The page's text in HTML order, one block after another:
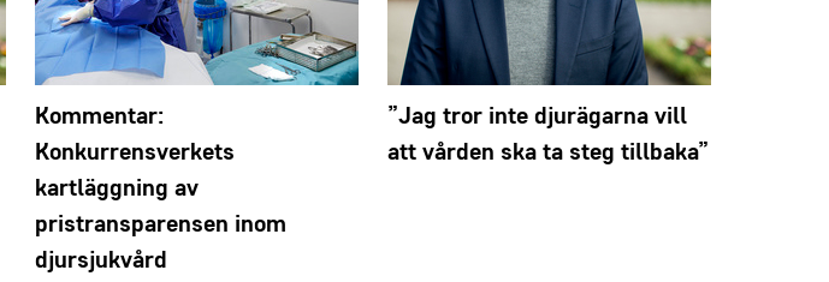
Kommentar:
Konkurrensverkets
kartläggning av
pristransparensen inom
djursjukvård
”Jag tror inte djurägarna vill
att vården ska ta steg tillbaka”